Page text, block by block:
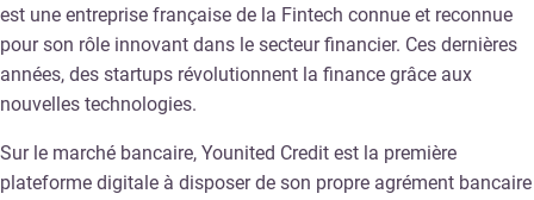
est une entreprise française de la Fintech connue et reconnue
pour son rôle innovant dans le secteur financier. Ces dernières
années, des startups révolutionnent la finance grâce aux
nouvelles technologies.
Sur le marché bancaire, Younited Credit est la première
plateforme digitale à disposer de son propre agrément bancaire